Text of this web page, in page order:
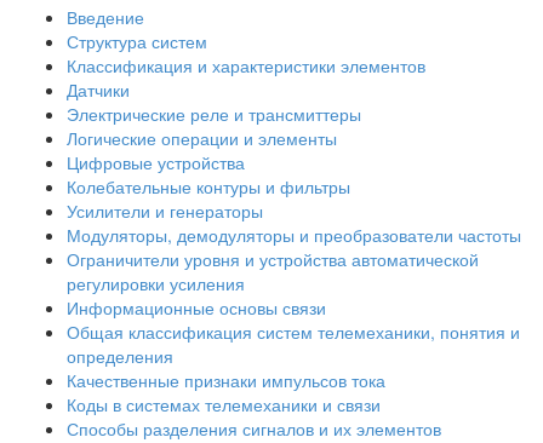
Введение
Структура систем
Классификация и характеристики элементов
Датчики
Электрические реле и трансмиттеры
Логические операции и элементы
Цифровые устройства
Колебательные контуры и фильтры
Усилители и генераторы
Модуляторы, демодуляторы и преобразователи частоты
Ограничители уровня и устройства автоматической
регулировки усиления
Информационные основы связи
Общая классификация систем телемеханики, понятия и
определения
Качественные признаки импульсов тока
Коды в системах телемеханики и связи
Способы разделения сигналов и их элементов